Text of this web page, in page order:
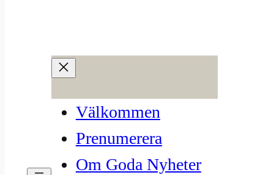
Välkommen
Prenumerera
Om Goda Nyheter
Legendariske vinsamlaren
och miljardären Bill Koch
säljer sin vinkällare